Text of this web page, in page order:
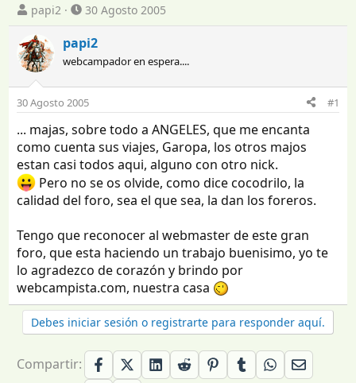
I
n
i
c
i
a
d
o
r
d
e
l
t
e
a
papi2
F
e
c
a
d
e
i
n
i
c
o
30 Agosto 2005
papi2
webcampador en espera....
30 Agosto 2005 #1
... majas, sobre todo a ANGELES, que me encanta
como cuenta sus viajes, Garopa, los otros majos
estan casi todos aqui, alguno con otro nick.
Pero no se os olvide, como dice cocodrilo, la
calidad del foro, sea el que sea, la dan los foreros.
Tengo que reconocer al webmaster de este gran
foro, que esta haciendo un trabajo buenisimo, yo te
lo agradezco de corazón y brindo por
webcampista.com, nuestra casa
Debes iniciar sesión o registrarte para responder aquí.
Compartir: